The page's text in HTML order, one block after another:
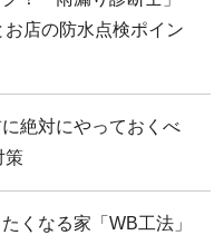
店の防水点検ポイン
絶対にやっておくべ
策
くなる家「WB工法」